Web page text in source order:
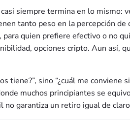
siempre termina en lo mismo:
tanto peso en la percepción
para quien prefiere efectivo o no
opciones cripto. Aun así,
tiene?”, sino “¿cuál me
muchos principiantes se
no garantiza un retiro igual de